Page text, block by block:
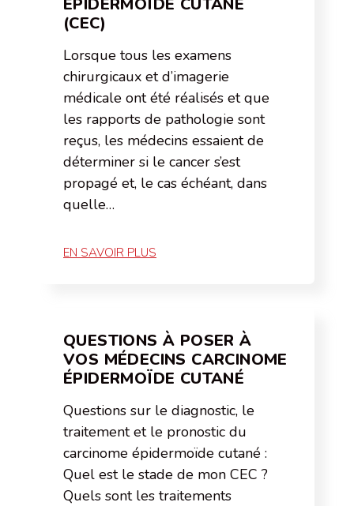
ÉPIDERMOÏDE CUTANÉ
(CEC)
Lorsque tous les examens
chirurgicaux et d’imagerie
médicale ont été réalisés et que
les rapports de pathologie sont
reçus, les médecins essaient de
déterminer si le cancer s’est
propagé et, le cas échéant, dans
quelle…
EN SAVOIR PLUS
QUESTIONS À POSER À
VOS MÉDECINS CARCINOME
ÉPIDERMOÏDE CUTANÉ
Questions sur le diagnostic, le
traitement et le pronostic du
carcinome épidermoïde cutané :
Quel est le stade de mon CEC ?
Quels sont les traitements